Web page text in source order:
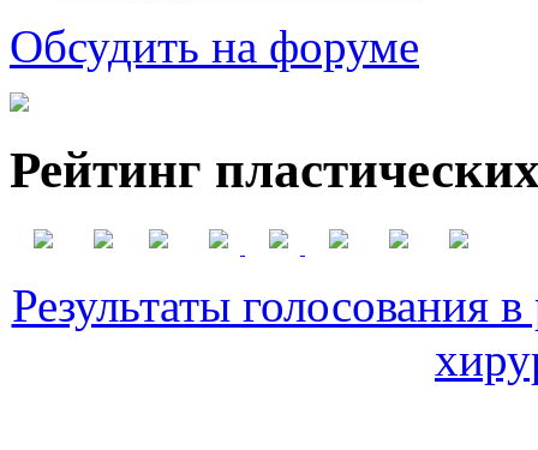
Обсудить на форуме
Рейтинг
Результаты голосования